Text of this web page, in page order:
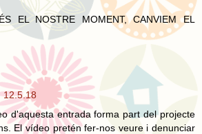
EL NOSTRE MOMENT, CANVIEM EL
12.5.18
d'aquesta entrada forma part del projecte
El vídeo pretén fer-nos veure i denunciar